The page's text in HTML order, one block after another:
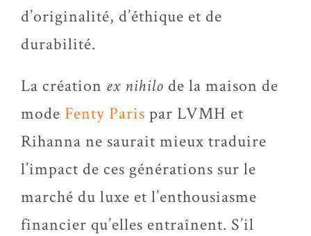
d’originalité, d’éthique et de
durabilité.
La création ex nihilo de la maison de
mode Fenty Paris par LVMH et
Rihanna ne saurait mieux traduire
l’impact de ces générations sur le
marché du luxe et l’enthousiasme
financier qu’elles entraînent. S’il